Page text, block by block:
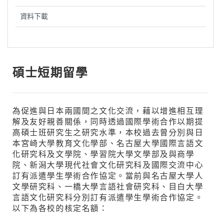
資料下載
碩士短期留學
為促進與日本兩國間之文化交流，藉以增進相互理
解及友好親善關係，同時透過國際學術合作以期提
高碩士班研究生之研究水準，本校過去曾分別與日
本宮崎大學教育文化學部、名古屋大學國際言語文
化研究科及文學院、學習院大學文學部及與商學
院、新潟大學現代社會文化研究科及國際交流中心
訂有派遣學生學術合作協定。當前與名古屋大學人
文學研究科、一橋大學言語社會研究科、目白大學
言語文化研究科分別訂有派遣學生學術合作協定。
以下為各校的核定名額：